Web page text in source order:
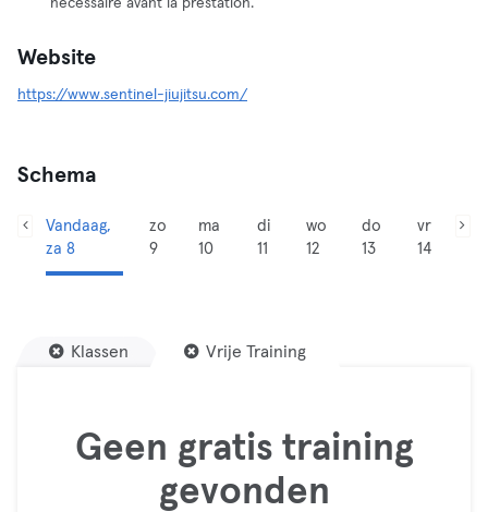
nécessaire avant la prestation.
Website
https://www.sentinel-jiujitsu.com/
Schema
Vandaag,
za 8
zo
9
ma
10
di
11
wo
12
do
13
vr
14
Klassen Vrije Training
Geen gratis training
gevonden